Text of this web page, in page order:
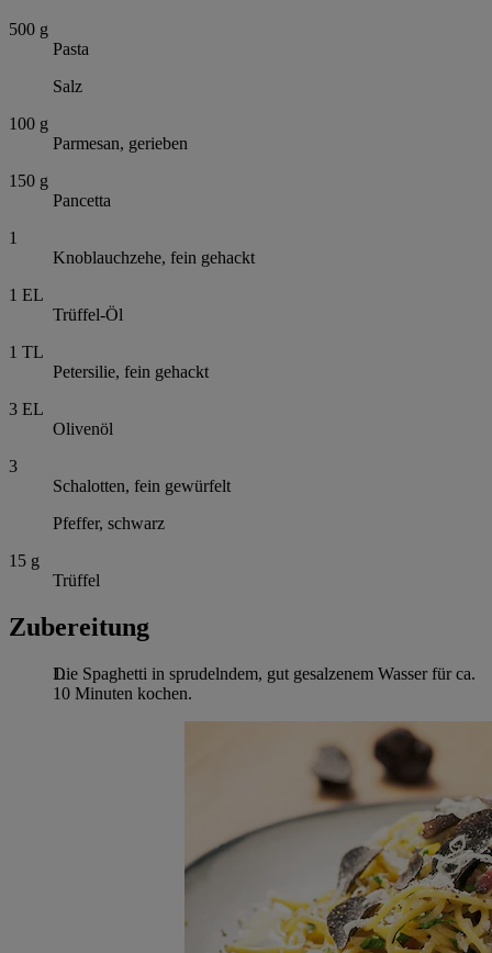
500 g
Pasta
Salz
100 g
Parmesan, gerieben
150 g
Pancetta
1
Knoblauchzehe, fein gehackt
1 EL
Trüffel-Öl
1 TL
Petersilie, fein gehackt
3 EL
Olivenöl
3
Schalotten, fein gewürfelt
Pfeffer, schwarz
15 g
Trüffel
Zubereitung
Die Spaghetti in sprudelndem, gut gesalzenem Wasser für ca.
10 Minuten kochen.